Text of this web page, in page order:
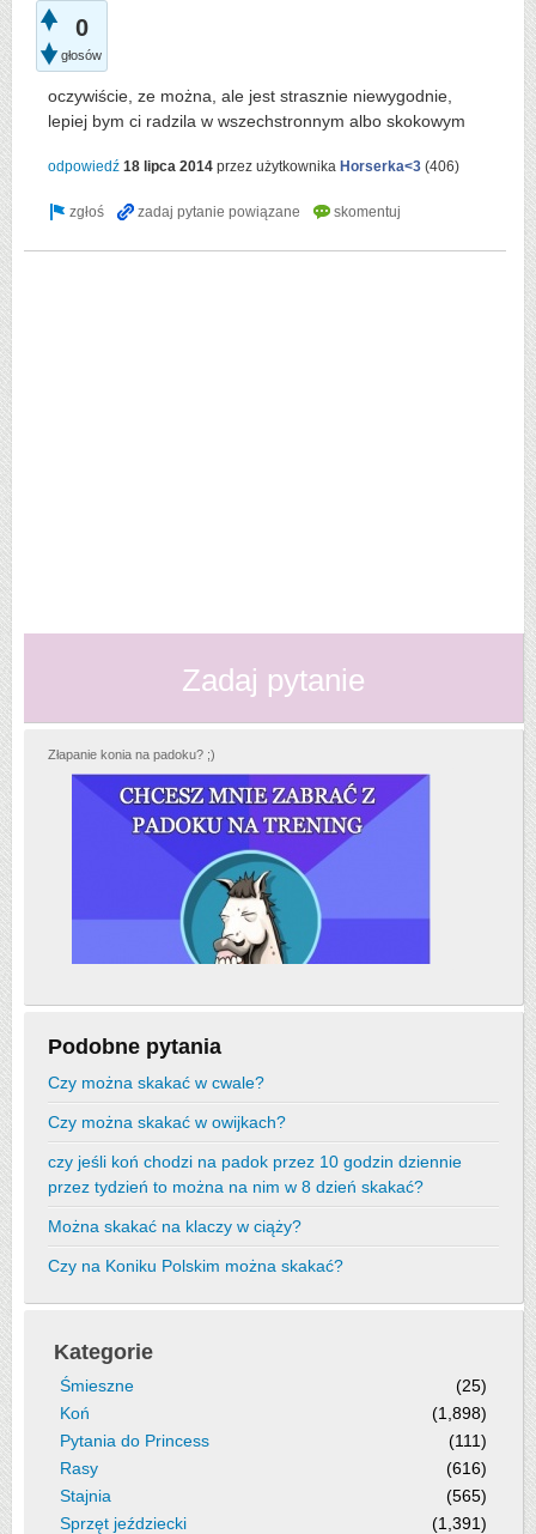
0
głosów
oczywiście, ze można, ale jest strasznie niewygodnie,
lepiej bym ci radzila w wszechstronnym albo skokowym
odpowiedź 18 lipca 2014 przez użytkownika Horserka<3 (406)
Zadaj pytanie
Złapanie konia na padoku? ;)
Podobne pytania
Czy można skakać w cwale?
Czy można skakać w owijkach?
czy jeśli koń chodzi na padok przez 10 godzin dziennie
przez tydzień to można na nim w 8 dzień skakać?
Można skakać na klaczy w ciąży?
Czy na Koniku Polskim można skakać?
Kategorie
Śmieszne
(25)
Koń
(1,898)
Pytania do Princess
(111)
Rasy
(616)
Stajnia
(565)
Sprzęt jeździecki
(1,391)